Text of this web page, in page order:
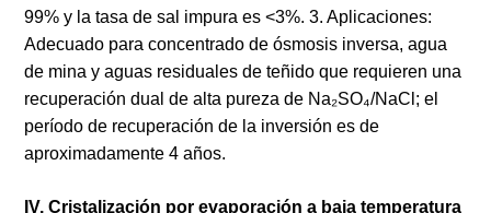
99% y la tasa de sal impura es <3%. 3. Aplicaciones:
Adecuado para concentrado de ósmosis inversa, agua
de mina y aguas residuales de teñido que requieren una
recuperación dual de alta pureza de Na₂SO₄/NaCl; el
período de recuperación de la inversión es de
aproximadamente 4 años.
IV. Cristalización por evaporación a baja temperatura